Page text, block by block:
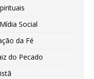
Social
da Fé
do Pecado